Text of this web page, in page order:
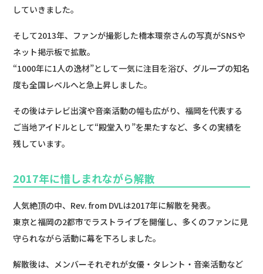
していきました。
そして2013年、ファンが撮影した橋本環奈さんの写真がSNSや
ネット掲示板で拡散。
“1000年に1人の逸材”として一気に注目を浴び、グループの知名
度も全国レベルへと急上昇しました。
その後はテレビ出演や音楽活動の幅も広がり、福岡を代表する
ご当地アイドルとして“殿堂入り”を果たすなど、多くの実績を
残しています。
2017年に惜しまれながら解散
人気絶頂の中、Rev. from DVLは2017年に解散を発表。
東京と福岡の2都市でラストライブを開催し、多くのファンに見
守られながら活動に幕を下ろしました。
解散後は、メンバーそれぞれが女優・タレント・音楽活動など